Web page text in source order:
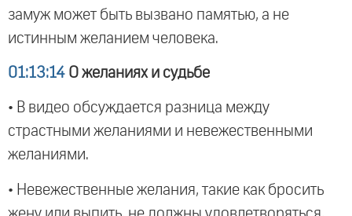
замуж может быть вызвано памятью, а не
истинным желанием человека.
01:13:14 О желаниях и судьбе
• В видео обсуждается разница между
страстными желаниями и невежественными
желаниями.
• Невежественные желания, такие как бросить